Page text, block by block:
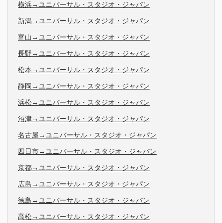
横浜→ユニバーサル・スタジオ・ジャパン
新潟→ユニバーサル・スタジオ・ジャパン
富山→ユニバーサル・スタジオ・ジャパン
長野→ユニバーサル・スタジオ・ジャパン
松本→ユニバーサル・スタジオ・ジャパン
静岡→ユニバーサル・スタジオ・ジャパン
浜松→ユニバーサル・スタジオ・ジャパン
沼津→ユニバーサル・スタジオ・ジャパン
名古屋→ユニバーサル・スタジオ・ジャパン
四日市→ユニバーサル・スタジオ・ジャパン
京都→ユニバーサル・スタジオ・ジャパン
広島→ユニバーサル・スタジオ・ジャパン
徳島→ユニバーサル・スタジオ・ジャパン
高松→ユニバーサル・スタジオ・ジャパン